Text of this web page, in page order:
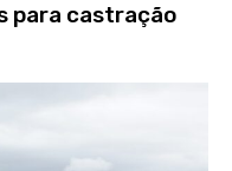
para castração